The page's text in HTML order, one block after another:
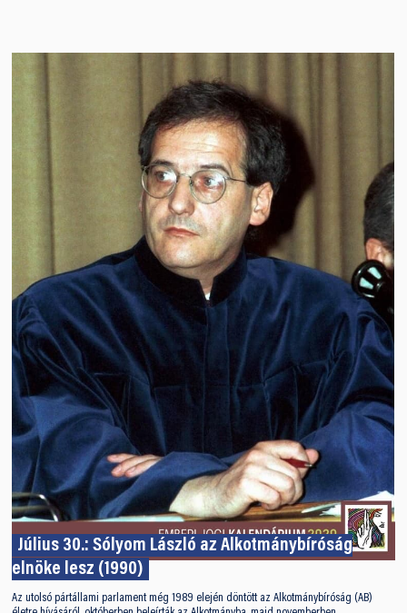
Július 30.: Sólyom László az Alkotmánybíróság
elnöke lesz (1990)
Az utolsó pártállami parlament még 1989 elején döntött az Alkotmánybíróság (AB)